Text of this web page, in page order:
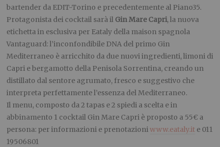
bartender da EDIT-Torino e precedentemente al Piano35.
Protagonista dei cocktail sarà il Gin Mare Capri, la nuova
etichetta in esclusiva per Eataly della maison spagnola
Vantaguard: l’inconfondibile DNA del primo Gin
Mediterraneo è arricchito da due nuovi ingredienti, limoni di
Capri e bergamotto della Penisola Sorrentina, creando un
distillato dal sentore agrumato, fresco e suggestivo che
interpreta perfettamente l’essenza del Mediterraneo.
Il menu, composto da 2 tapas e 2 spiedi a scelta e in
abbinamento 1 cocktail Gin Mare Capri è proposto a 55€ a
persona: per informazioni e prenotazioniwww.eataly.it e 011
19506801